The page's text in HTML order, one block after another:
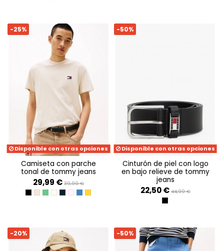
-25%
Disponible con otras opciones
camiseta con parche
tonal de tommy jeans
29,99 € 39,99 €
BLACK
ECRUCOASTAL GREEN
NEWSPRINT
DARK NIGHT NAVY
PRECIOUS PINK
TEMPO BLUE HTR MELANGE
YELLOW DAHLIA MELANGE
-50%
Disponible con otras opciones
cinturón de piel con logo
en bajo relieve de tommy
jeans
22,50 € 44,99 €
BLACK
-20% -50%